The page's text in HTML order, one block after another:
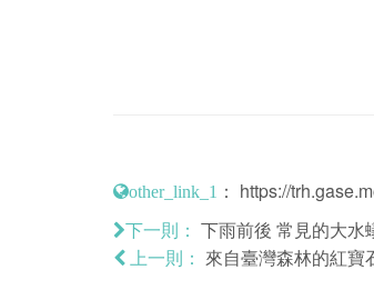
other_link_1 ： https://
下一則： 下雨前後 常見的大水
上一則：
來自臺灣森林的紅寶